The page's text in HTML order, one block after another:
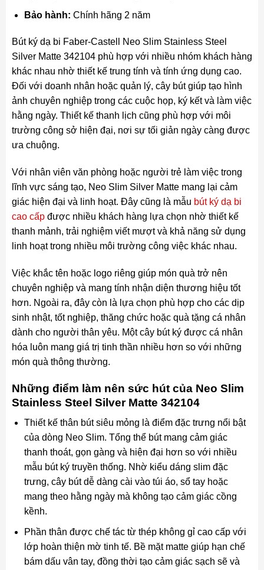
Bảo hành: Chính hãng 2 năm
Bút ký dạ bi Faber-Castell Neo Slim Stainless Steel
Silver Matte 342104 phù hợp với nhiều nhóm khách hàng
khác nhau nhờ thiết kế trung tính và tính ứng dụng cao.
Đối với doanh nhân hoặc quản lý, cây bút giúp tạo hình
ảnh chuyên nghiệp trong các cuộc họp, ký kết và làm việc
hằng ngày. Thiết kế thanh lịch cũng phù hợp với môi
trường công sở hiện đại, nơi sự tối giản ngày càng được
ưa chuộng.
Với nhân viên văn phòng hoặc người trẻ làm việc trong
lĩnh vực sáng tạo, Neo Slim Silver Matte mang lại cảm
giác hiện đại và linh hoạt. Đây cũng là mẫu bút ký dạ bi
cao cấpđược nhiều khách hàng lựa chọn nhờ thiết kế
thanh mảnh, trải nghiệm viết mượt và khả năng sử dụng
linh hoạt trong nhiều môi trường công việc khác nhau.
Việc khắc tên hoặc logo riêng giúp món quà trở nên
chuyên nghiệp và mang tính nhận diện thương hiệu tốt
hơn. Ngoài ra, đây còn là lựa chọn phù hợp cho các dịp
sinh nhật, tốt nghiệp, thăng chức hoặc quà tặng cá nhân
dành cho người thân yêu. Một cây bút ký được cá nhân
hóa luôn mang giá trị tinh thần nhiều hơn so với những
món quà thông thường.
Những điểm làm nên sức hút của Neo Slim
Stainless Steel Silver Matte 342104
Thiết kế thân bút siêu mỏng là điểm đặc trưng nổi bật
của dòng Neo Slim. Tổng thể bút mang cảm giác
thanh thoát, gọn gàng và hiện đại hơn so với nhiều
mẫu bút ký truyền thống. Nhờ kiểu dáng slim đặc
trưng, cây bút dễ dàng cài vào túi áo, sổ tay hoặc
mang theo hằng ngày mà không tạo cảm giác cồng
kềnh.
Phần thân được chế tác từ thép không gỉ cao cấp với
lớp hoàn thiện mờ tinh tế. Bề mặt matte giúp hạn chế
bám dấu vân tay, đồng thời tạo cảm giác sạch sẽ và